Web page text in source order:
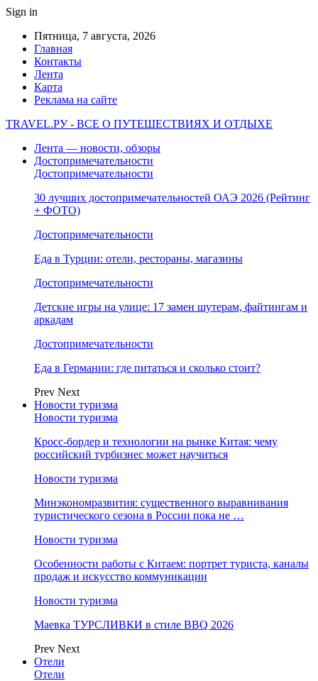
Sign in
Пятница, 7 августа, 2026
Главная
Контакты
Лента
Карта
Реклама на сайте
TRAVEL.РУ - ВСЕ О ПУТЕШЕСТВИЯХ И ОТДЫХЕ
Лента — новости, обзоры
Достопримечательности
Достопримечательности
30 лучших достопримечательностей ОАЭ 2026 (Рейтинг
+ ФОТО)
Достопримечательности
Еда в Турции: отели, рестораны, магазины
Достопримечательности
Детские игры на улице: 17 замен шутерам, файтингам и
аркадам
Достопримечательности
Еда в Германии: где питаться и сколько стоит?
Prev Next
Новости туризма
Новости туризма
Кросс-бордер и технологии на рынке Китая: чему
российский турбизнес может научиться
Новости туризма
Минэкономразвития: существенного выравнивания
туристического сезона в России пока не …
Новости туризма
Особенности работы с Китаем: портрет туриста, каналы
продаж и искусство коммуникации
Новости туризма
Маевка ТУРСЛИВКИ в стиле BBQ 2026
Prev Next
Отели
Отели